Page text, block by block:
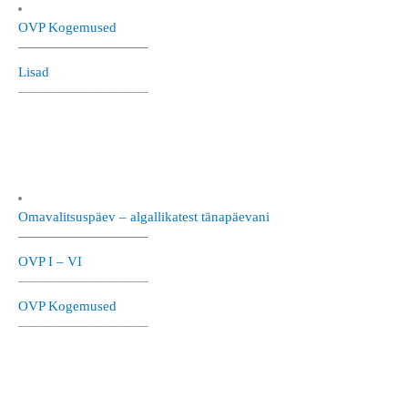
OVP Kogemused
—————————–
Lisad
—————————–
Omavalitsuspäev – algallikatest tänapäevani
—————————–
OVP I – VI
—————————–
OVP Kogemused
—————————–